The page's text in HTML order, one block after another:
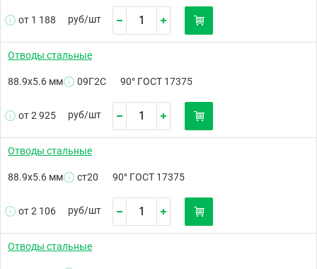
от 1 188 руб/шт
Отводы стальные
88.9х5.6 мм 09Г2С 90° ГОСТ 17375
от 2 925 руб/шт
Отводы стальные
88.9х5.6 мм ст20 90° ГОСТ 17375
от 2 106 руб/шт
Отводы стальные